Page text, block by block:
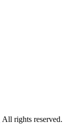
All rights reserved.